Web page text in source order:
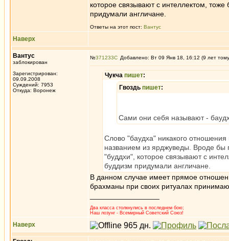
которое связывают с интеллектом,
придумали англичане.
Ответы на этот пост: Вантус
Наверх
Вантус
заблокирован
Зарегистрирован:
09.09.2008
Суждений: 7953
Откуда: Воронеж
№371233 Добавлено: Вт 09 Янв 18, 16:12 (9 лет
Чукча пишет:
Гвоздь пишет:
Сами они себя называют -
Слово "баудха" никакого отношения
названием из ярджуведы. Вроде бы
"буддхи", которое связывают с
буддизм придумали англичане.
В данном случае имеет прямое
брахманы при своих ритуалах
Два класса столкнулись в последнем бою;
Наш лозунг - Всемирный Советский Союз!
Наверх